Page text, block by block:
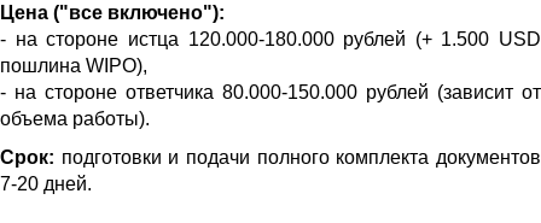
Цена ("все включено"):
- на стороне истца 120.000-180.000 рублей (+ 1.500 USD
пошлина WIPO),
- на стороне ответчика 80.000-150.000 рублей (зависит от
объема работы).
Срок: подготовки и подачи полного комплекта документов
7-20 дней.